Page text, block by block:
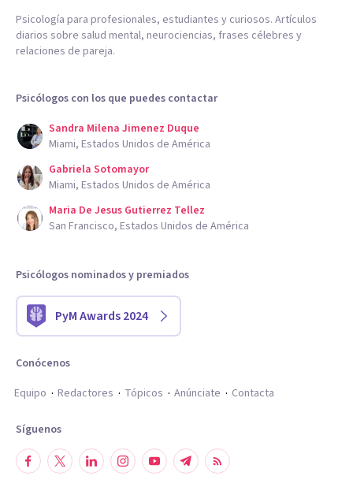
Psicología para profesionales, estudiantes y curiosos. Artículos
diarios sobre salud mental, neurociencias, frases célebres y
relaciones de pareja.
Psicólogos con los que puedes contactar
Sandra Milena Jimenez Duque
Miami, Estados Unidos de América
Gabriela Sotomayor
Miami, Estados Unidos de América
Maria De Jesus Gutierrez Tellez
San Francisco, Estados Unidos de América
Psicólogos nominados y premiados
PyM Awards 2024
Conócenos
Equipo
Redactores Tópicos Anúnciate Contacta
Síguenos